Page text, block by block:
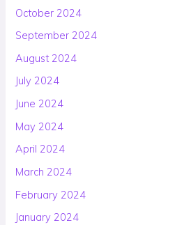
October 2024
September 2024
August 2024
July 2024
June 2024
May 2024
April 2024
March 2024
February 2024
January 2024